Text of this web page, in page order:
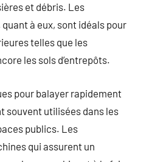
et débris. Les
à eux, sont idéals pour
telles que les
les sols d’entrepôts.
pour balayer rapidement
souvent utilisées dans les
publics. Les
qui assurent un